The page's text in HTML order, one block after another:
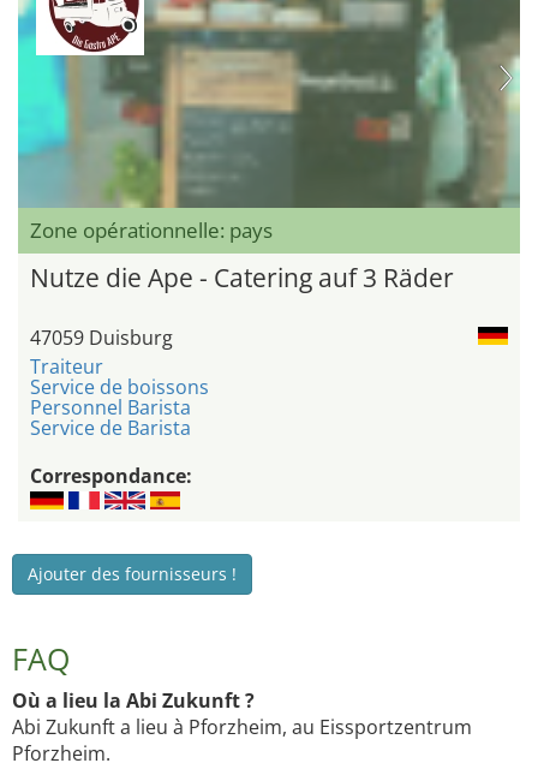
Zone opérationnelle: pays
Nutze die Ape - Catering auf 3 Räder
47059 Duisburg
Traiteur
Service de boissons
Personnel Barista
Service de Barista
Correspondance:
Ajouter des fournisseurs !
FAQ
Où a lieu la Abi Zukunft ?
Abi Zukunft a lieu à Pforzheim, au Eissportzentrum
Pforzheim.